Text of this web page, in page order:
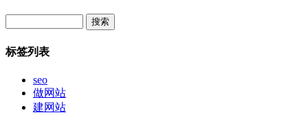
标签列表
seo
做网站
建网站